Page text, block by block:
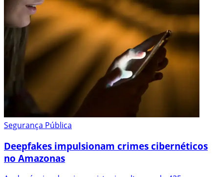
Segurança Pública
Deepfakes impulsionam crimes cibernéticos
no Amazonas